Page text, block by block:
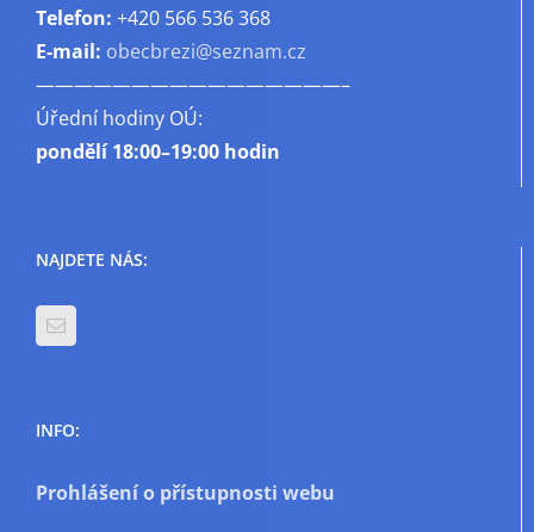
Telefon: +420 566 536 368
E-mail: obecbrezi@seznam.cz
————————————————–
Úřední hodiny OÚ:
pondělí18:00–19:00 hodin
NAJDETE NÁS:
INFO:
Prohlášení o přístupnosti webu